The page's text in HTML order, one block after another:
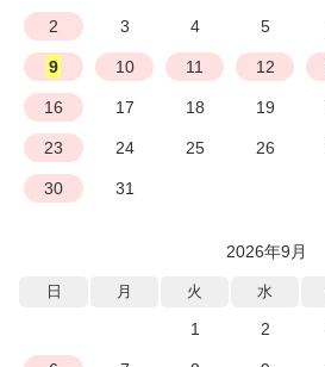
2 3 4 5
9 10 11 12
16 17 18 19
23 24 25 26
30 31
2026年9月
日 月 火 水
1 2